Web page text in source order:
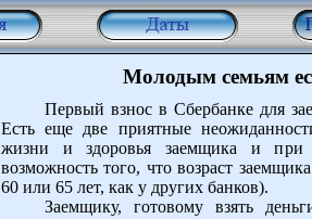
Молодым семьям
Первый взнос в Сбербанке для
Есть еще две приятные
жизни и здоровья заемщика и при
возможность того, что возраст
60 или 65 лет, как у других банков).
Заемщику, готовому взять